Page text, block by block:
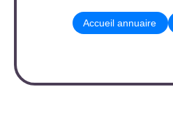
Accueil annuaire